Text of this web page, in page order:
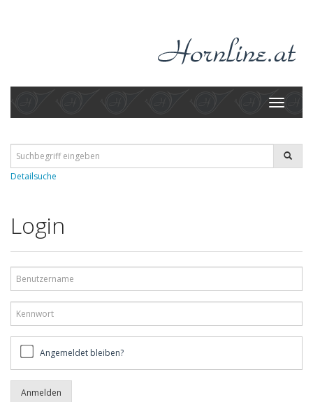
Toggle
Detailsuche
Login
bleiben?Angemeldet bleiben?